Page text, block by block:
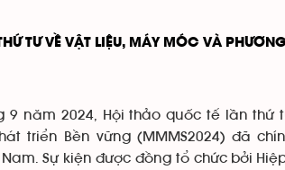
TƯ VỀ VẬT LIỆU, MÁY MÓC VÀ
9 năm 2024, Hội thảo quốc tế lần thứ
triển Bền vững (MMMS2024) đã
Sự kiện được đồng tổ chức bởi